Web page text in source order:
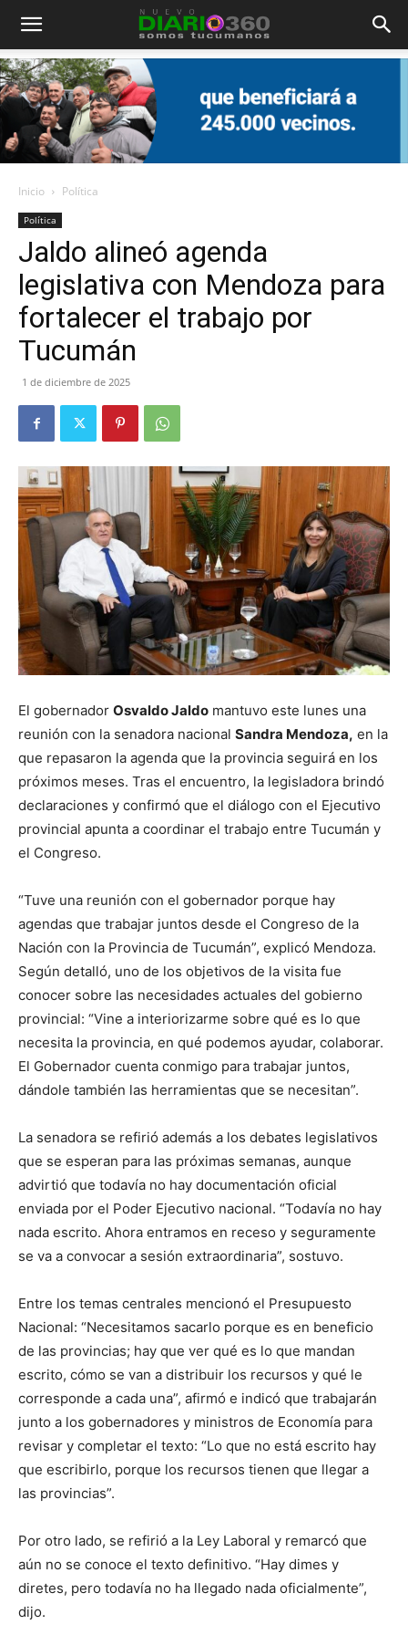
Diario
360
Inicio Política
Política
Jaldo alineó agenda
legislativa con Mendoza para
fortalecer el trabajo por
Tucumán
1 de diciembre de 2025
El gobernador Osvaldo Jaldo mantuvo este lunes una
reunión con la senadora nacional Sandra Mendoza, en la
que repasaron la agenda que la provincia seguirá en los
próximos meses. Tras el encuentro, la legisladora brindó
declaraciones y confirmó que el diálogo con el Ejecutivo
provincial apunta a coordinar el trabajo entre Tucumán y
el Congreso.
“Tuve una reunión con el gobernador porque hay
agendas que trabajar juntos desde el Congreso de la
Nación con la Provincia de Tucumán”, explicó Mendoza.
Según detalló, uno de los objetivos de la visita fue
conocer sobre las necesidades actuales del gobierno
provincial: “Vine a interiorizarme sobre qué es lo que
necesita la provincia, en qué podemos ayudar, colaborar.
El Gobernador cuenta conmigo para trabajar juntos,
dándole también las herramientas que se necesitan”.
La senadora se refirió además a los debates legislativos
que se esperan para las próximas semanas, aunque
advirtió que todavía no hay documentación oficial
enviada por el Poder Ejecutivo nacional. “Todavía no hay
nada escrito. Ahora entramos en receso y seguramente
se va a convocar a sesión extraordinaria”, sostuvo.
Entre los temas centrales mencionó el Presupuesto
Nacional: “Necesitamos sacarlo porque es en beneficio
de las provincias; hay que ver qué es lo que mandan
escrito, cómo se van a distribuir los recursos y qué le
corresponde a cada una”, afirmó e indicó que trabajarán
junto a los gobernadores y ministros de Economía para
revisar y completar el texto: “Lo que no está escrito hay
que escribirlo, porque los recursos tienen que llegar a
las provincias”.
Por otro lado, se refirió a la Ley Laboral y remarcó que
aún no se conoce el texto definitivo. “Hay dimes y
diretes, pero todavía no ha llegado nada oficialmente”,
dijo.